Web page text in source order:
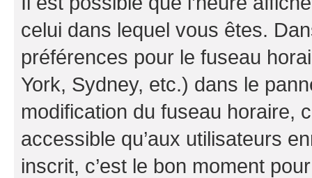
celui dans lequel vous êtes.
préférences pour le fuseau
York, Sydney, etc.) dans le
modification du fuseau horaire,
accessible qu’aux utilisateurs
inscrit, c’est le bon moment